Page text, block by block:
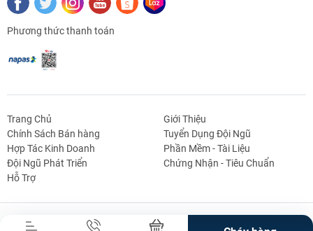
Định
Tải
Linh Kiện Siết -
Nối
Dụng Cụ Cầm
Tay
Máy Công Cụ
Tài liệu – Video tham khảo:
Từ khóa sản phẩm:
- bản lề cửa
- phụ kiện tủ điện
Phương thức thanh toán
Trang Chủ
Giới Thiệu
Chính Sách Bán hàng
Tuyển Dụng Đội Ngũ
Hợp Tác Kinh Doanh
Phần Mềm - Tài Liệu
Đội Ngũ Phát Triển
Chứng Nhận - Tiêu Chuẩn
Hỗ Trợ
Bản Quyền Thuộc Về Truong An Mechatronics.